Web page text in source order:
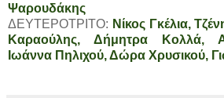
Ψαρουδάκης
ΔΕΥΤΕΡΟΤΡΙΤΟ: Νίκος Γκέλια,
Καραούλης, Δήμητρα Κολλά,
Ιωάννα Πηλιχού, Δώρα Χρυσικού,